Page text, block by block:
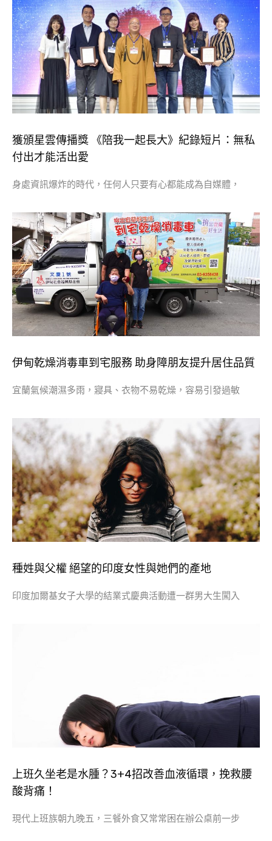
獲頒星雲傳播獎 《陪我一起長大》紀錄短片：無私
付出才能活出愛
身處資訊爆炸的時代，任何人只要有心都能成為自媒體，
伊甸乾燥消毒車到宅服務 助身障朋友提升居住品質
宜蘭氣候潮濕多雨，寢具、衣物不易乾燥，容易引發過敏
種姓與父權 絕望的印度女性與她們的產地
印度加爾基女子大學的結業式慶典活動遭一群男大生闖入
上班久坐老是水腫？3+4招改善血液循環，挽救腰
酸背痛！
現代上班族朝九晚五，三餐外食又常常困在辦公桌前一步